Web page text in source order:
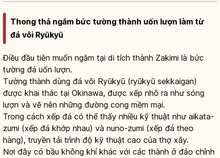
Thong thả ngắm bức tường thành uốn lượn làm từ
đá vôi Ryūkyū
Điều đầu tiên muốn ngắm tại di tích thành Zakimi là bức
tường đá uốn lượn.
Tường thành dùng đá vôi Ryūkyū (ryūkyū sekkaigan)
được khai thác tại Okinawa, được xếp nhô ra như sóng
lượn và vẽ nên những đường cong mềm mại.
Trong cách xếp đá có thể thấy nhiều kỹ thuật như aikata-
zumi (xếp đá khớp nhau) và nuno-zumi (xếp đá theo
hàng), truyền tải trình độ kỹ thuật cao của thợ xây.
Nơi đây có bầu không khí khác với các thành ở đảo chính